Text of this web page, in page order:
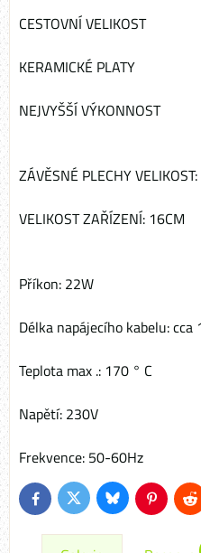
CESTOVNÍ VELIKOST
KERAMICKÉ PLATY
NEJVYŠŠÍ VÝKONNOST
ZÁVĚSNÉ PLECHY
VELIKOST ZAŘÍZENÍ: 16CM
Příkon: 22W
Délka napájecího kabelu: cca
Teplota max .: 170 ° C
Napětí: 230V
Frekvence: 50-60Hz
FacebookTwitterBlueskyPinterest